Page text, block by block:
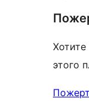
этого